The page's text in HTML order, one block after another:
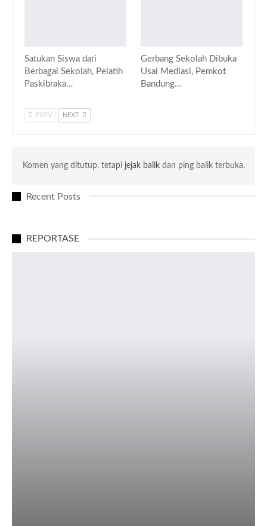
Satukan Siswa dari
Berbagai Sekolah, Pelatih
Paskibraka…
Gerbang Sekolah Dibuka
Usai Mediasi, Pemkot
Bandung…
PREV NEXT
Komen yang ditutup, tetapi jejak balik dan ping balik terbuka.
Recent Posts
REPORTASE